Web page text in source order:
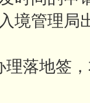
境管理局
落地签